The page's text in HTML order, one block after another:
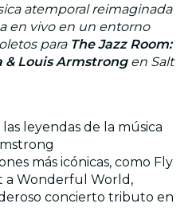
atemporal reimaginada
en vivo en un entorno
para The Jazz Room:
& Louis Armstrongen Salt
leyendas de la música
más icónicas, como Fly
a Wonderful World,
concierto tributo en